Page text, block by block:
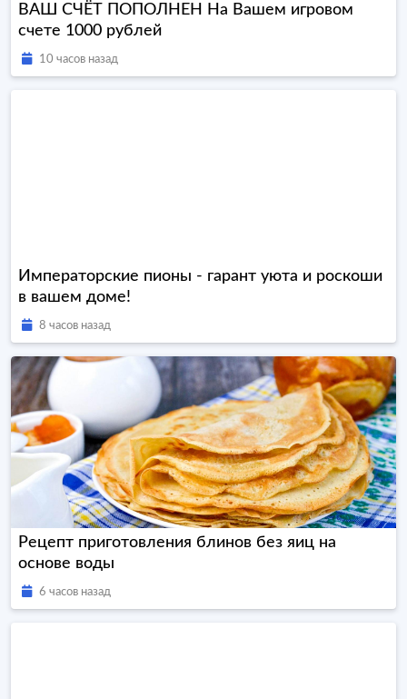
ВАШ СЧЁТ ПОПОЛНЕН На Вашем игровом
счете 1000 рублей
10 часов назад
Императорские пионы - гарант уюта и роскоши
в вашем доме!
8 часов назад
Рецепт приготовления блинов без яиц на
основе воды
6 часов назад